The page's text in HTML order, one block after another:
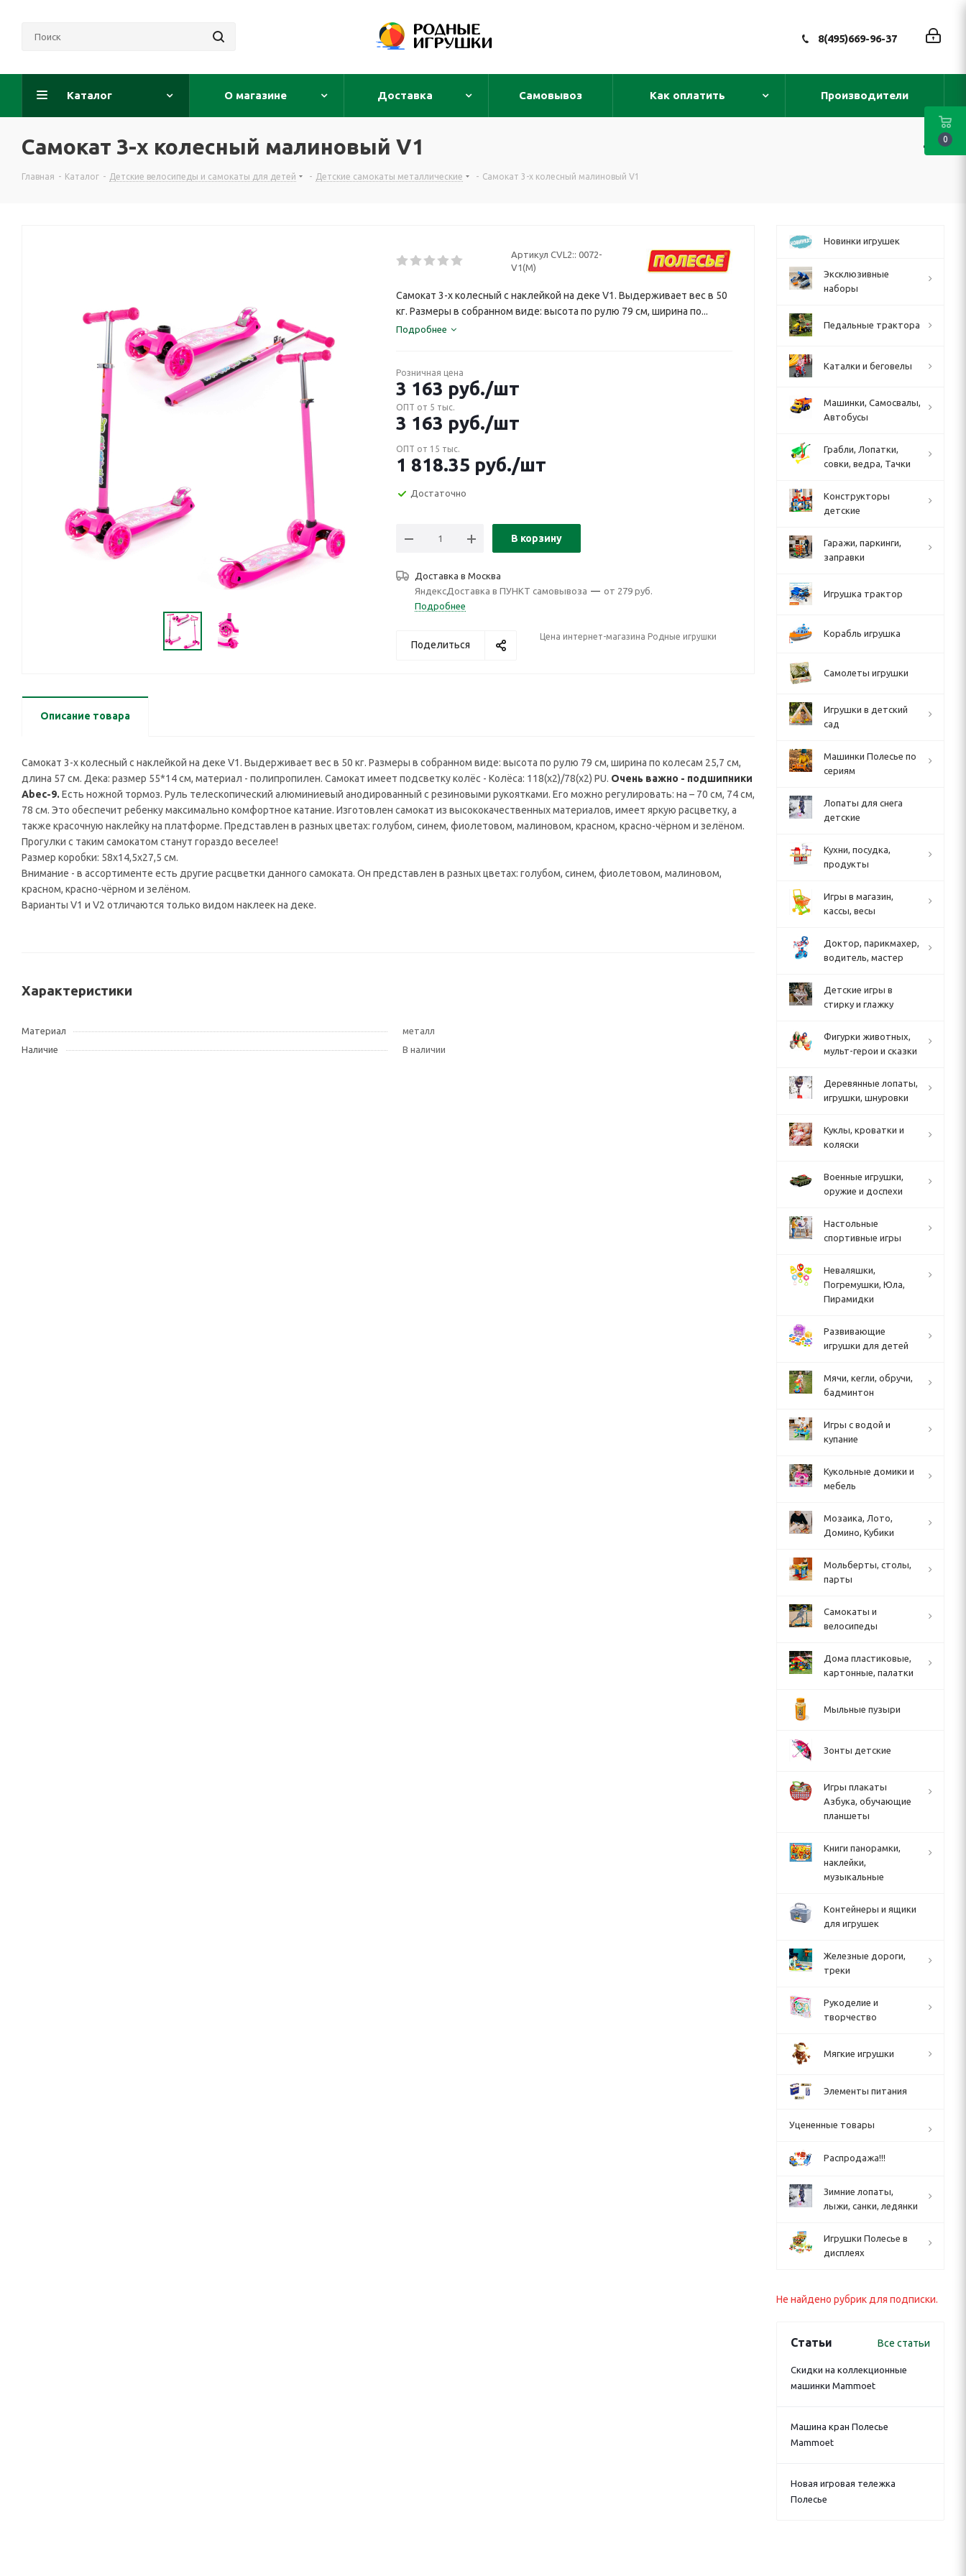
8(495)669-96-37
Каталог О магазине Доставка Самовывоз Как оплатить Производители
Самокат 3-х колесный малиновый V1
Главная - Каталог - Детские велосипеды и самокаты для детей - Детские самокаты металлические - Самокат 3-х колесный малиновый V1
Артикул CVL2:: 0072-
V1(M)
Самокат 3-х колесный c наклейкой на деке V1. Выдерживает вес в 50
кг. Размеры в собранном виде: высота по рулю 79 см, ширина по...
Подробнее
Розничная цена
3 163 руб./шт
ОПТ от 5 тыс.
3 163 руб./шт
ОПТ от 15 тыс.
1 818.35 руб./шт
Достаточно
В корзину
Доставка в Москва
ЯндексДоставка в ПУНКТ самовывоза — от 279 руб.
Подробнее
Поделиться
Цена интернет-магазина Родные игрушки
Описание товара
Самокат 3-х колесный c наклейкой на деке V1. Выдерживает вес в 50 кг. Размеры в собранном виде: высота по рулю 79 см, ширина по колесам 25,7 см,
длина 57 см. Дека: размер 55*14 см, материал - полипропилен. Самокат имеет подсветку колёс - Колёса: 118(х2)/78(х2) PU. Очень важно - подшипники
Abec-9. Есть ножной тормоз. Руль телескопический алюминиевый анодированный с резиновыми рукоятками. Его можно регулировать: на – 70 см, 74 см,
78 см. Это обеспечит ребенку максимально комфортное катание. Изготовлен самокат из высококачественных материалов, имеет яркую расцветку, а
также красочную наклейку на платформе. Представлен в разных цветах: голубом, синем, фиолетовом, малиновом, красном, красно-чёрном и зелёном.
Прогулки с таким самокатом станут гораздо веселее!
Размер коробки: 58x14,5x27,5 см.
Внимание - в ассортименте есть другие расцветки данного самоката. Он представлен в разных цветах: голубом, синем, фиолетовом, малиновом,
красном, красно-чёрном и зелёном.
Варианты V1 и V2 отличаются только видом наклеек на деке.
Характеристики
Материал
металл
Наличие
В наличии
Новинки игрушек
Эксклюзивные
наборы
Педальные трактора
Каталки и беговелы
Машинки, Самосвалы,
Автобусы
Грабли, Лопатки,
совки, ведра, Тачки
Конструкторы
детские
Гаражи, паркинги,
заправки
Игрушка трактор
Корабль игрушка
Самолеты игрушки
Игрушки в детский
сад
Машинки Полесье по
сериям
Лопаты для снега
детские
Кухни, посудка,
продукты
Игры в магазин,
кассы, весы
Доктор, парикмахер,
водитель, мастер
Детские игры в
стирку и глажку
Фигурки животных,
мульт-герои и сказки
Деревянные лопаты,
игрушки, шнуровки
Куклы, кроватки и
коляски
Военные игрушки,
оружие и доспехи
Настольные
спортивные игры
Неваляшки,
Погремушки, Юла,
Пирамидки
Развивающие
игрушки для детей
Мячи, кегли, обручи,
бадминтон
Игры с водой и
купание
Кукольные домики и
мебель
Мозаика, Лото,
Домино, Кубики
Мольберты, столы,
парты
Cамокаты и
велосипеды
Дома пластиковые,
картонные, палатки
Мыльные пузыри
Зонты детские
Игры плакаты
Азбука, обучающие
планшеты
Книги панорамки,
наклейки,
музыкальные
Контейнеры и ящики
для игрушек
Железные дороги,
треки
Рукоделие и
творчество
Мягкие игрушки
Элементы питания
Уцененные товары
Распродажа!!!
Зимние лопаты,
лыжи, санки, ледянки
Игрушки Полесье в
дисплеях
Не найдено рубрик для подписки.
Статьи Все статьи
Скидки на коллекционные
машинки Mammoet
Машина кран Полесье
Mammoet
Новая игровая тележка
Полесье
0